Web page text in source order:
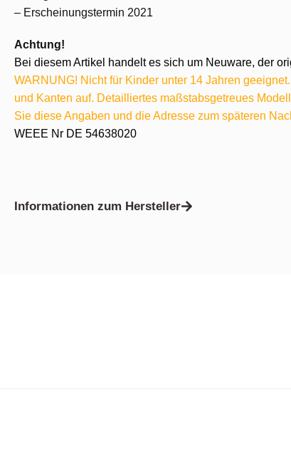
– Erscheinungstermin 2021
Achtung!
Bei diesem Artikel handelt es sich um Neuware, der
WARNUNG! Nicht für Kinder unter 14 Jahren
und Kanten auf. Detailliertes maßstabsgetreues
Sie diese Angaben und die Adresse zum späteren
WEEE Nr DE 54638020
Informationen zum Hersteller